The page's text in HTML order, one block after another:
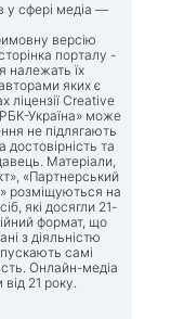
у сфері медіа —
версію
порталу -
належать їх
яких є
ліцензії Creative
Україна» може
не підлягають
та
Матеріали,
«Партнерський
розміщуються на
які досягли 21-
формат, що
з діяльністю
самі
Онлайн-медіа
21 року.